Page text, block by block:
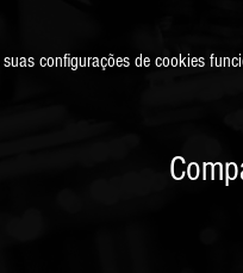
configurações de cookies